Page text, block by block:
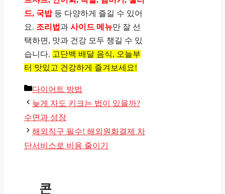
드, 국밥등 다양하게 즐길 수 있어
요. 조리법 과 사이드 메뉴만 잘 선
택하면, 맛과 건강 모두 챙길 수 있
습니다. 고단백 배달 음식, 오늘부
터 맛있고 건강하게 즐겨보세요!
카
테
고
리
다이어트 방법
늦게 자도 키크는 법이 있을까?
수면과 성장
해외직구 필수! 해외원화결제 차
단서비스로 비용 줄이기
콘